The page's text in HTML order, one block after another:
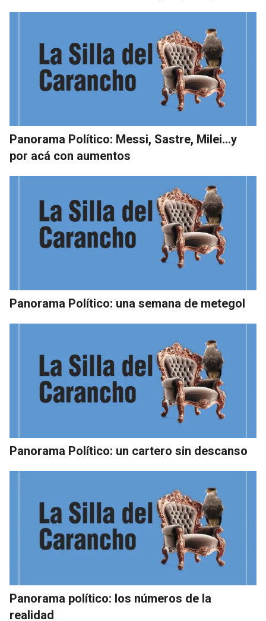
Panorama Político: Messi, Sastre, Milei…y
por acá con aumentos
Panorama Político: una semana de metegol
Panorama Político: un cartero sin descanso
Panorama político: los números de la
realidad